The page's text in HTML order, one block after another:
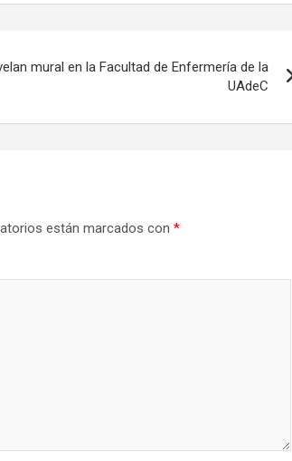
mural en la Facultad de Enfermería de la
UAdeC
están marcados con *